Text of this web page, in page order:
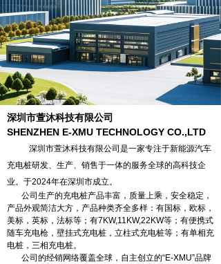
深圳市萱沐科技有限公司
SHENZHEN E-XMU TECHNOLOGY CO.,LTD
深圳市萱沐科技有限公司是一家专注于新能源汽车
充电桩研发、生产、销售于一体的服务全球的高科技企
业。于2024年在深圳市成立。
公司生产的充电桩产品丰富，质量上乘，安全稳定，
产品外观简洁大方，产品种类齐全多样：有国标，欧标，
美标，英标，法标等；有7KW,11KW,22KW等；有便携式
随车充电枪，壁挂式充电桩，立柱式充电桩等；有单相充
电桩，三相充电桩。
公司的经销网络覆盖全球，自主创立的“E-XMU”品牌